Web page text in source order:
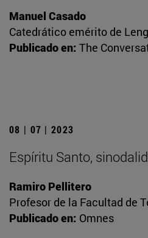
Manuel Casado
Catedrático emérito de
Publicado en: The
08 | 07 | 2023
Espíritu Santo,
Ramiro Pellitero
Profesor de la Facultad de
Publicado en: Omnes